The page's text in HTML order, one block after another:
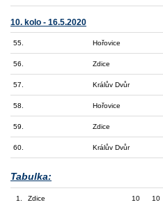
10. kolo - 16.5.2020
55. Hořovice
56. Zdice
57. Králův Dvůr
58. Hořovice
59. Zdice
60. Králův Dvůr
Tabulka:
1. Zdice 10 10